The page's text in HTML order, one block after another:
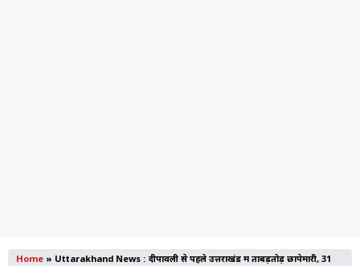
Home » Uttarakhand News : दीपावली से पहले उत्तराखंड में ताबड़तोड़ छापेमारी, 31